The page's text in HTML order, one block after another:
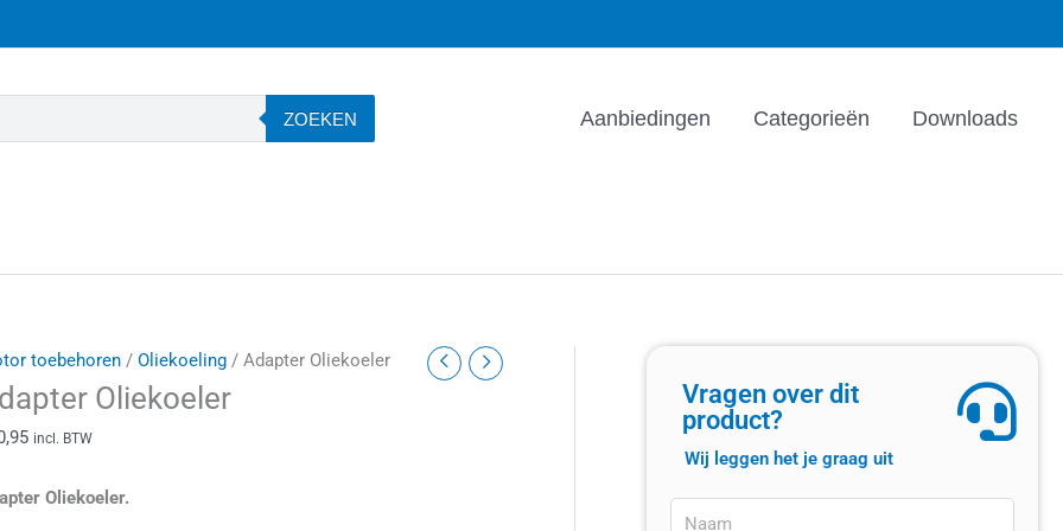
ZOEKEN Aanbiedingen Categorieën Downloads
toebehoren/ Oliekoeling/ Adapter Oliekoeler
Oliekoeler
incl. BTW
Oliekoeler.
Vragen over dit
product?
Wij leggen het je graag uit